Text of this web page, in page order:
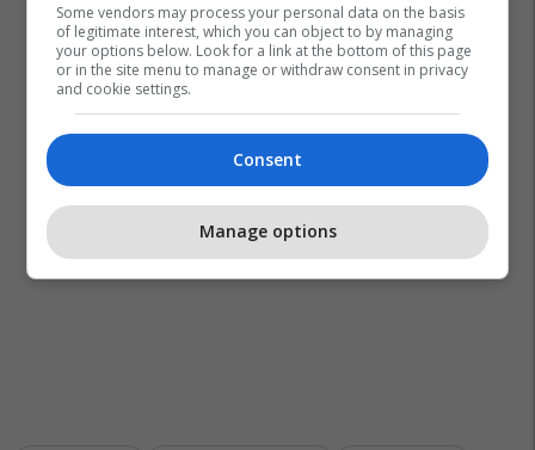
Some vendors may process your personal data on the basis
of legitimate interest, which you can object to by managing
your options below. Look for a link at the bottom of this page
or in the site menu to manage or withdraw consent in privacy
and cookie settings.
Consent
Manage options